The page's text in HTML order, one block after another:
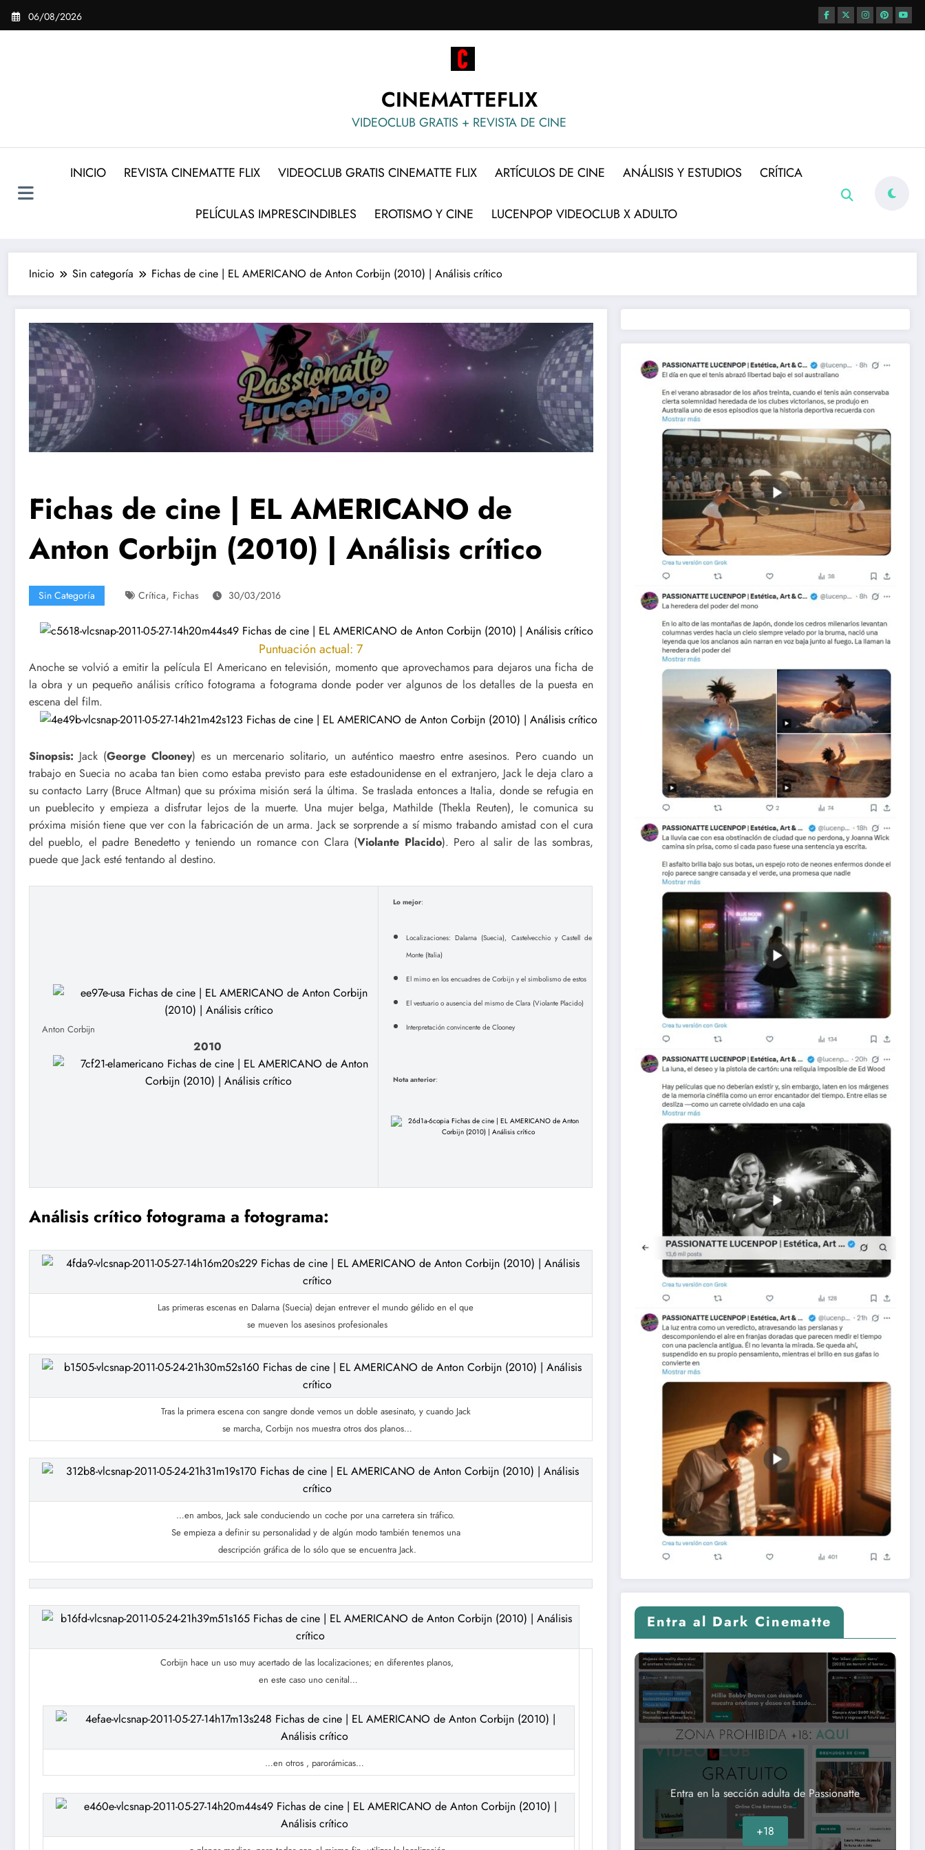
Saltar
06/08/2026
CINEMATTEFLIX
VIDEOCLUB GRATIS + REVISTA DE CINE
INICIO REVISTA CINEMATTE FLIX VIDEOCLUB GRATIS CINEMATTE FLIX ARTÍCULOS DE CINE ANÁLISIS Y ESTUDIOS CRÍTICA
PELÍCULAS IMPRESCINDIBLES EROTISMO Y CINE LUCENPOP VIDEOCLUB X ADULTO
Inicio Sin categoría Fichas de cine | EL AMERICANO de Anton Corbijn (2010) | Análisis crítico
Fichas de cine | EL AMERICANO de
Anton Corbijn (2010) | Análisis crítico
Sin Categoría Crítica, Fichas 30/03/2016
Puntuación actual: 7
Anoche se volvió a emitir la película El Americano en televisión, momento que aprovechamos para dejaros una ficha de
la obra y un pequeño análisis crítico fotograma a fotograma donde poder ver algunos de los detalles de la puesta en
escena del film.
Sinopsis: Jack (George Clooney) es un mercenario solitario, un auténtico maestro entre asesinos. Pero cuando un
trabajo en Suecia no acaba tan bien como estaba previsto para este estadounidense en el extranjero, Jack le deja claro a
su contacto Larry (Bruce Altman) que su próxima misión será la última. Se traslada entonces a Italia, donde se refugia en
un pueblecito y empieza a disfrutar lejos de la muerte. Una mujer belga, Mathilde (Thekla Reuten), le comunica su
próxima misión tiene que ver con la fabricación de un arma. Jack se sorprende a sí mismo trabando amistad con el cura
del pueblo, el padre Benedetto y teniendo un romance con Clara (Violante Placido). Pero al salir de las sombras,
puede que Jack esté tentando al destino.
Anton Corbijn
2010
Lo mejor:
Localizaciones: Dalarna (Suecia), Castelvecchio y Castell de
Monte (Italia)
El mimo en los encuadres de Corbijn y el simbolismo de estos
El vestuario o ausencia del mismo de Clara (Violante Placido)
Interpretación convincente de Clooney
Nota anterior:
Análisis crítico fotograma a fotograma:
Las primeras escenas en Dalarna (Suecia) dejan entrever el mundo gélido en el que
se mueven los asesinos profesionales
Tras la primera escena con sangre donde vemos un doble asesinato, y cuando Jack
se marcha, Corbijn nos muestra otros dos planos…
…en ambos, Jack sale conduciendo un coche por una carretera sin tráfico.
Se empieza a definir su personalidad y de algún modo también tenemos una
descripción gráfica de lo sólo que se encuentra Jack.
Corbijn hace un uso muy acertado de las localizaciones; en diferentes planos,
en este caso uno cenital…
…en otros , parorámicas…
Entra al Dark Cinematte
Entra en la sección adulta de Passionatte
+18